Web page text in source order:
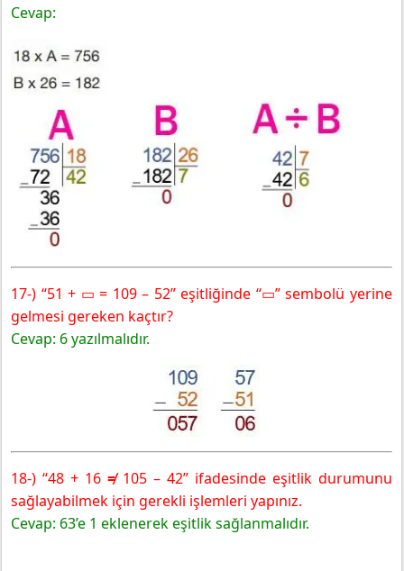
Cevap:
17-) “51 + ▭ = 109 – 52” eşitliğinde “▭” sembolü yerine
gelmesi gereken kaçtır?
Cevap: 6 yazılmalıdır.
18-) “48 + 16≠105 – 42” ifadesinde eşitlik durumunu
sağlayabilmek için gerekli işlemleri yapınız.
Cevap: 63’e 1 eklenerek eşitlik sağlanmalıdır.